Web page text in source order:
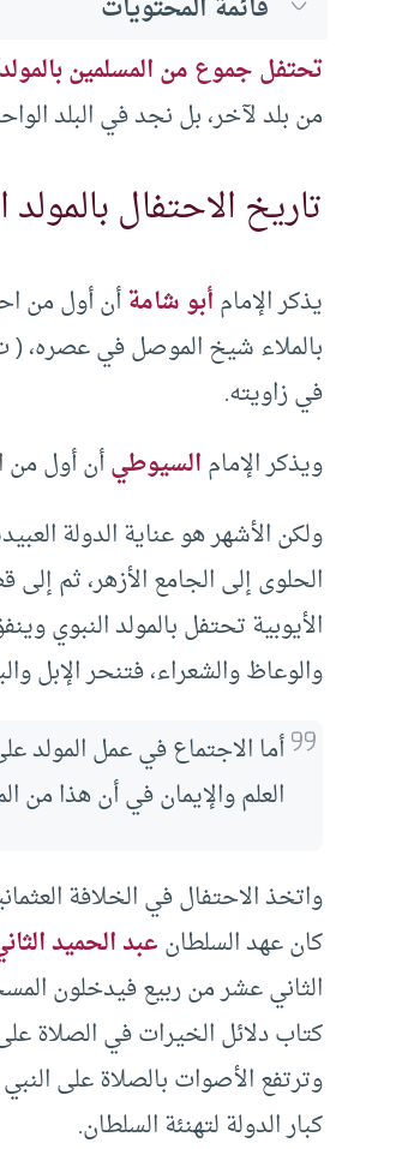
قائمة المحتويات
تحتفل جموع من المسلمين
من بلد لآخر، بل نجد في البلد
تاريخ الاحتفال بالمولد
يذكر الإمامأبو شامةأن أول من
في زاويته.
ويذكر الإمامالسيوطيأن أول من
ولكن الأشهر هو عناية الدولة
الحلوى إلى الجامع الأزهر، ثم
الأيوبية تحتفل بالمولد النبوي
والوعاظ والشعراء، فتنحر الإبل
أما الاجتماع في عمل المولد
العلم والإيمان في أن هذا من
واتخذ الاحتفال في الخلافة
كان عهد السلطانعبد الحميد
الثاني عشر من ربيع فيدخلون
كتاب دلائل الخيرات في الصلاة
كبار الدولة لتهنئة السلطان.